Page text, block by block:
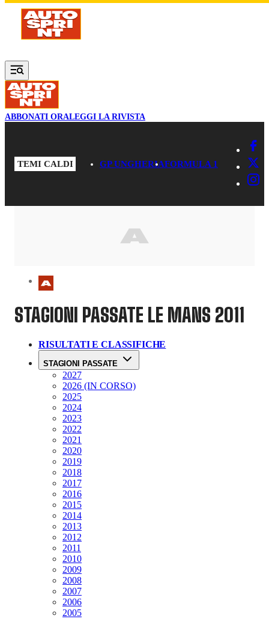
Vai al contenuto principale
ABBONATI ORALEGGI LA RIVISTA
TEMI CALDI GP UNGHERIAFORMULA 1
STAGIONI PASSATE LE MANS 2011
RISULTATI E CLASSIFICHE
STAGIONI PASSATE
2027
2026 (IN CORSO)
2025
2024
2023
2022
2021
2020
2019
2018
2017
2016
2015
2014
2013
2012
2011
2010
2009
2008
2007
2006
2005